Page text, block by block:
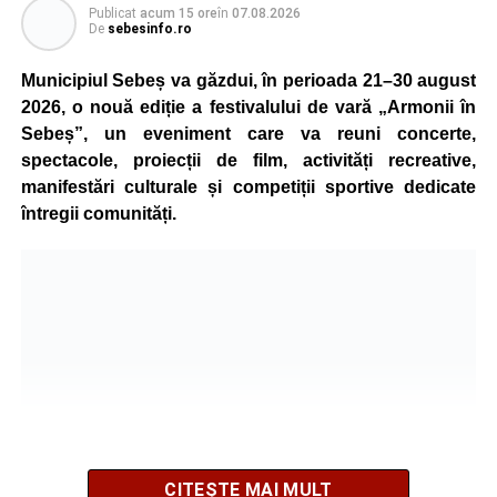
pentru vătămare corporală din culpă, urmând să
stabilească toate împrejurările în care s-a produs
accidentul.
Adaugă-ne ca sursă preferată
Biciclist de 70 de ani, rănit într-un accident rutier
Publicat acum 15 oreîn 07.08.2026
De sebesinfo.ro
Municipiul Sebeș va găzdui, în perioada 21–30 august
2026, o nouă ediție a festivalului de vară „Armonii în
Sebeș”, un eveniment care va reuni concerte,
spectacole, proiecții de film, activități recreative,
manifestări culturale și competiții sportive dedicate
întregii comunități.
CITEȘTE MAI MULT